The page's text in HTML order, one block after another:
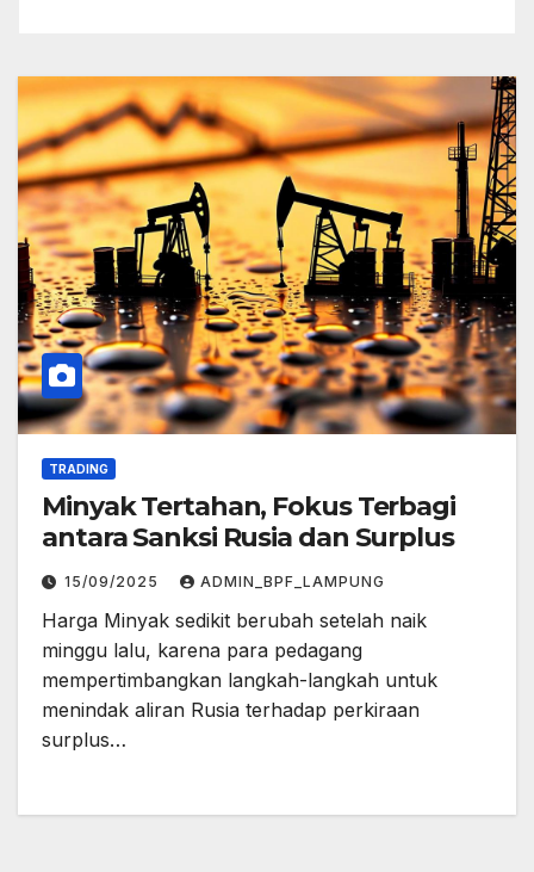
TRADING
Minyak Tertahan, Fokus Terbagi
antara Sanksi Rusia dan Surplus
15/09/2025 ADMIN_BPF_LAMPUNG
Harga Minyak sedikit berubah setelah naik
minggu lalu, karena para pedagang
mempertimbangkan langkah-langkah untuk
menindak aliran Rusia terhadap perkiraan
surplus…